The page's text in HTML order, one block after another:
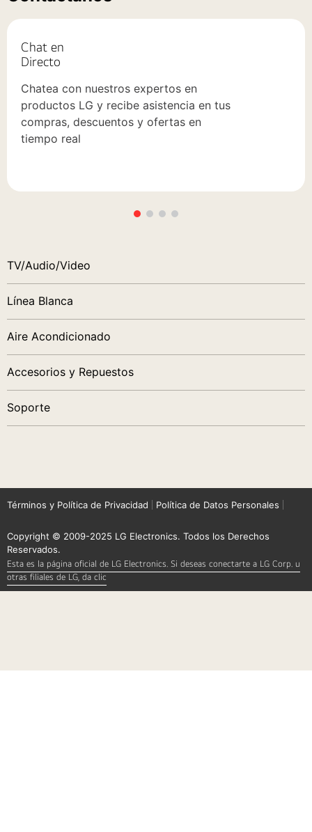
Chat en
Directo
Chatea con nuestros expertos en
productos LG y recibe asistencia en tus
compras, descuentos y ofertas en
tiempo real
TV/Audio/Video
Línea Blanca
Aire Acondicionado
Accesorios y Repuestos
Soporte
Términos y Política de Privacidad Política de Datos Personales
Copyright © 2009-2025 LG Electronics. Todos los Derechos
Reservados.
Esta es la página oficial de LG Electronics. Si deseas conectarte a LG Corp. u
otras filiales de LG, da clic